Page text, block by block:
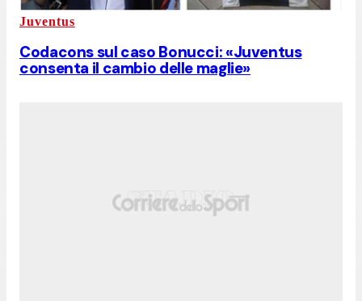
Juventus
Codacons sul caso Bonucci: «Juventus
consenta il cambio delle maglie»